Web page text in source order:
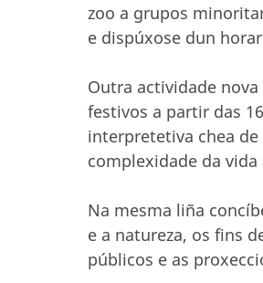
zoo a grupos
e dispúxose dun
Outra actividade
festivos a partir das
interpretetiva chea
complexidade da
Na mesma liña
e a natureza, os fins
públicos e as